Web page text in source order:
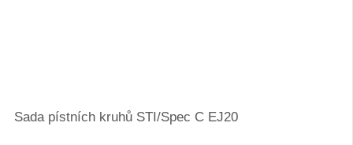
Sada pístních kruhů STI/Spec C EJ20